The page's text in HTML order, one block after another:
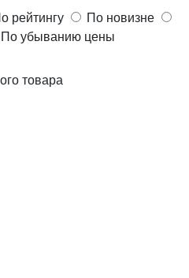
рейтингу
По новизне
По убыванию цены
товара